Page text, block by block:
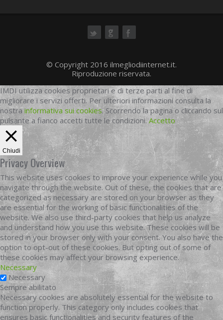
© Copyright 2016 ilmegliodiinternet.it.
Riproduzione riservata.
IMDI utilizza cookies proprietari e di terze parti al fine di
migliorare i servizi offerti. Per ulteriori informazioni consulta la
nostrainformativa sui cookies. Scorrendo la pagina o cliccando sul
pulsante a fianco accetti tutte le condizioni.Accetto
Chiudi
Privacy Overview
This website uses cookies to improve your experience while you
navigate through the website. Out of these, the cookies that are
categorized as necessary are stored on your browser as they
are essential for the working of basic functionalities of the
website. We also use third-party cookies that help us analyze
and understand how you use this website. These cookies will be
stored in your browser only with your consent. You also have the
option to opt-out of these cookies. But opting out of some of
these cookies may affect your browsing experience.
Necessary
Necessary
Sempre abilitato
Necessary cookies are absolutely essential for the website to
function properly. This category only includes cookies that
ensures basic functionalities and security features of the